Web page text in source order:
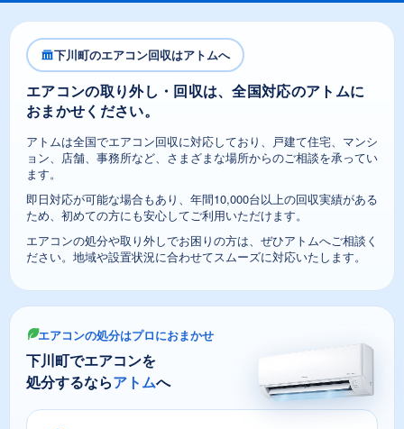
下川町のエアコン回収はアトムへ
エアコンの取り外し・回収は、全国対応のアトムに
おまかせください。
アトムは全国でエアコン回収に対応しており、戸建て住宅、マンシ
ョン、店舗、事務所など、さまざまな場所からのご相談を承ってい
ます。
即日対応が可能な場合もあり、年間10,000台以上の回収実績がある
ため、初めての方にも安心してご利用いただけます。
エアコンの処分や取り外しでお困りの方は、ぜひアトムへご相談く
ださい。地域や設置状況に合わせてスムーズに対応いたします。
エアコンの処分はプロにおまかせ
下川町でエアコンを
処分するならアトムへ